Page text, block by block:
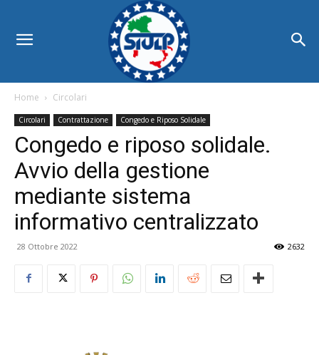
Home Circolari
Circolari Contrattazione Congedo e Riposo Solidale
Congedo e riposo solidale.
Avvio della gestione
mediante sistema
informativo centralizzato
28 Ottobre 2022 2632